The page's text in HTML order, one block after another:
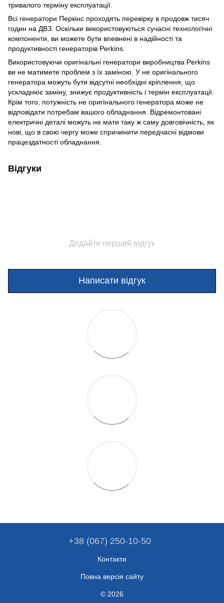
тривалого терміну експлуатації.
Всі генератори Перкінс проходять перевірку в продовж тисяч
годин на ДВЗ. Оскільки використовуються сучасні технологічні
компоненти, ви можете бути впевнені в надійності та
продуктивності генераторів Perkins.
Використовуючи оригінальні генератори виробництва Perkins
ви не матимете проблем з їх заміною. У не оригінального
генератора можуть бути відсутні необхідні кріплення, що
ускладнює заміну, знижує продуктивність і термін експлуатації.
Крім того, потужність не оригінального генератора може не
відповідати потребам вашого обладнання. Відремонтовані
електричні деталі можуть не мати таку ж саму довговічність, як
нові, що в свою чергу може спричинити передчасні відмови
працездатності обладнання.
Відгуки
Додайте перший відгук
Написати відгук
+38 (067) 250-10-50
Контакти
Повна версія сайту
© 2026